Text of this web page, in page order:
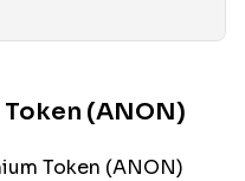
(ANON)
Token (ANON)